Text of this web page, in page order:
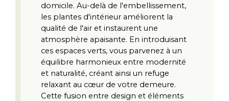
domicile. Au-delà de l'embellissement,
les plantes d'intérieur améliorent la
qualité de l'air et instaurent une
atmosphère apaisante. En introduisant
ces espaces verts, vous parvenez à un
équilibre harmonieux entre modernité
et naturalité, créant ainsi un refuge
relaxant au cœur de votre demeure.
Cette fusion entre design et éléments